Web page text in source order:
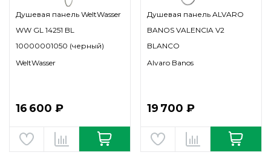
Душевая панель WeltWasser
WW GL 14251 BL
10000001050 (черный)
WeltWasser
16 600 ₽
Душевая панель ALVARO
BANOS VALENCIA V2
BLANCO
Alvaro Banos
19 700 ₽